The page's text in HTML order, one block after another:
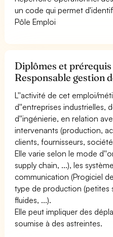
un code qui permet
Pôle Emploi
Diplômes et
Responsable gestion
L''activité de cet emploi/
d''entreprises industrielles,
d''ingénierie, en relation
intervenants (production,
clients, fournisseurs,
Elle varie selon le mode
supply chain, ...), les
communication (Progiciel
type de production (petites
fluides, ...).
Elle peut impliquer des
soumise à des astreintes.